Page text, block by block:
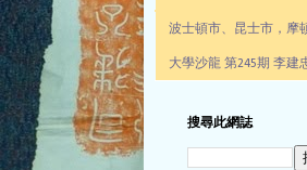
波士頓市、昆士市，摩
大學沙龍 第245期 李建
搜尋此網誌